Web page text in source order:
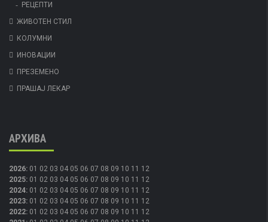
РЕЦЕПТИ
ЖИВОТЕН СТИЛ
КОЛУМНИ
ИНОВАЦИИ
ПРЕЗЕМЕНО
ПРАШАЈ ЛЕКАР
АРХИВА
2026: 01 02 03 04 05 06 07 08 09 10 11 12
2025: 01 02 03 04 05 06 07 08 09 10 11 12
2024: 01 02 03 04 05 06 07 08 09 10 11 12
2023: 01 02 03 04 05 06 07 08 09 10 11 12
2022: 01 02 03 04 05 06 07 08 09 10 11 12